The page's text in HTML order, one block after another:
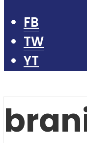
FB
TW
YT